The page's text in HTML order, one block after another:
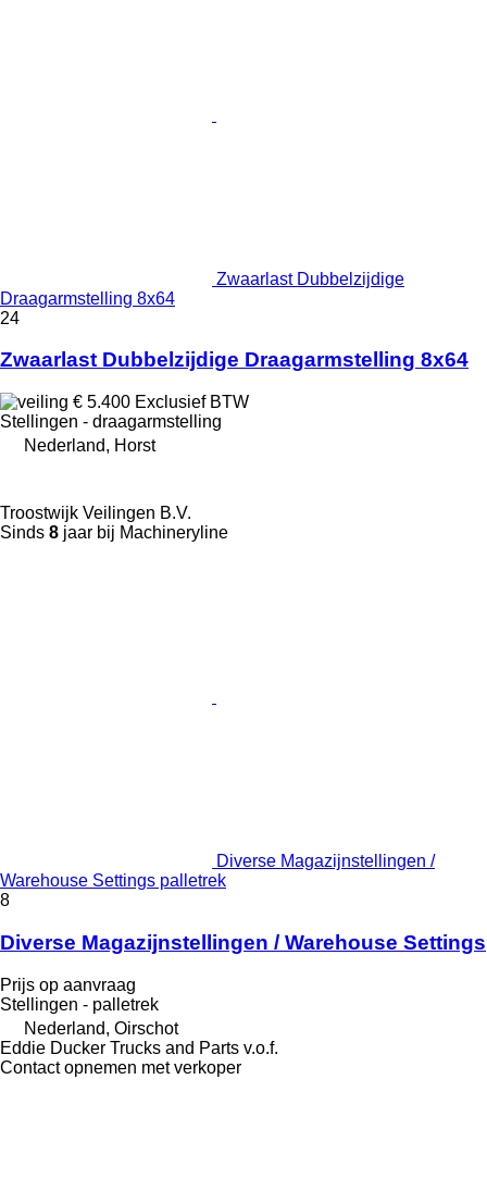
Zwaarlast Dubbelzijdige
Draagarmstelling 8x64
24
Zwaarlast Dubbelzijdige Draagarmstelling 8x64
€ 5.400 Exclusief BTW
Stellingen - draagarmstelling
Nederland, Horst
Troostwijk Veilingen B.V.
Sinds 8 jaar bij Machineryline
Diverse Magazijnstellingen /
Warehouse Settings palletrek
8
Diverse Magazijnstellingen / Warehouse Settings
Prijs op aanvraag
Stellingen - palletrek
Nederland, Oirschot
Eddie Ducker Trucks and Parts v.o.f.
Contact opnemen met verkoper